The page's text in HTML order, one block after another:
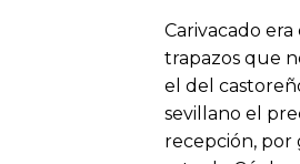
Carivacado
trapazos que
el del
sevillano el
recepción, por